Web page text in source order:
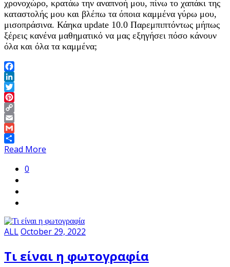
χρονοχώρο, κρατάω την αναπνοή μου, πίνω το χαπάκι της
καταστολής μου και βλέπω τα όποια καμμένα γύρω μου,
μισοπράσινα. Κάηκα update 10.0 Παρεμπιπτόντως μήπως
ξέρεις κανένα μαθηματικό να μας εξηγήσει πόσο κάνουν
όλα και όλα τα καμμένα;
Facebook
LinkedIn
Twitter
Pinterest
Copy
Link
Email
Gmail
Share
Read More
0
ALLOctober 29, 2022
Τι είναι η φωτογραφία